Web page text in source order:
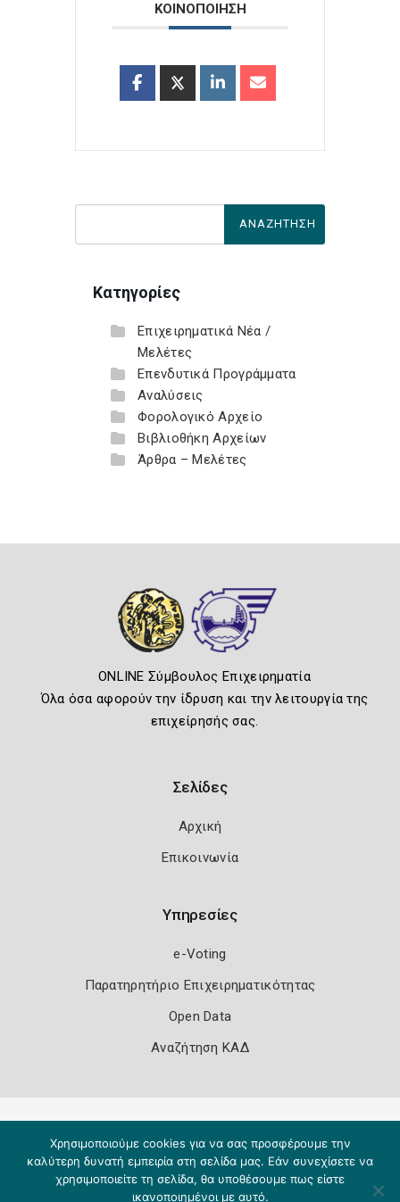
ΚΟΙΝΟΠΟΙΗΣΗ
Κατηγορίες
Επιχειρηματικά Νέα /
Μελέτες
Επενδυτικά Προγράμματα
Αναλύσεις
Φορολογικό Αρχείο
Βιβλιοθήκη Αρχείων
Άρθρα – Μελέτες
ONLINE Σύμβουλος Επιχειρηματία
Όλα όσα αφορούν την ίδρυση και την λειτουργία της
επιχείρησής σας.
Σελίδες
Αρχική
Επικοινωνία
Υπηρεσίες
e-Voting
Παρατηρητήριο Επιχειρηματικότητας
Open Data
Αναζήτηση ΚΑΔ
Χρησιμοποιούμε cookies για να σας προσφέρουμε την
καλύτερη δυνατή εμπειρία στη σελίδα μας. Εάν συνεχίσετε να
χρησιμοποιείτε τη σελίδα, θα υποθέσουμε πως είστε
ικανοποιημένοι με αυτό.
Copyright 2026 Knowledge A.E.